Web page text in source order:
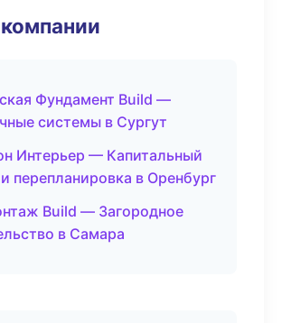
Фундамент Build —
системы в Сургут
Интерьер — Капитальный
перепланировка в Оренбург
Build — Загородное
в Самара